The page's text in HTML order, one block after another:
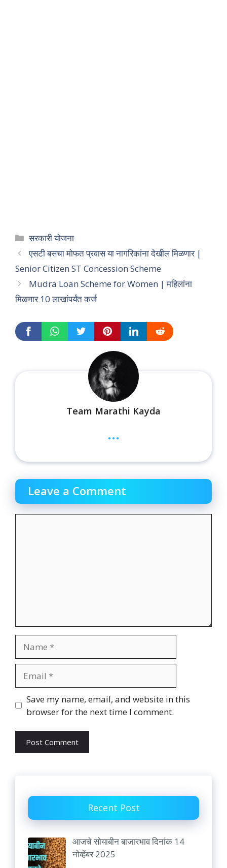
Categories
सरकारी योजना
एसटी बसचा मोफत प्रवास या नागरिकांना देखील मिळणार |
Senior Citizen ST Concession Scheme
Mudra Loan Scheme for Women | महिलांना
मिळणार 10 लाखांपर्यंत कर्ज
Team Marathi Kayda
...
Leave a Comment
Website
Save my name, email, and website in this
browser for the next time I comment.
Recent Post
आजचे सोयाबीन बाजारभाव दिनांक 14
नोव्हेंबर 2025